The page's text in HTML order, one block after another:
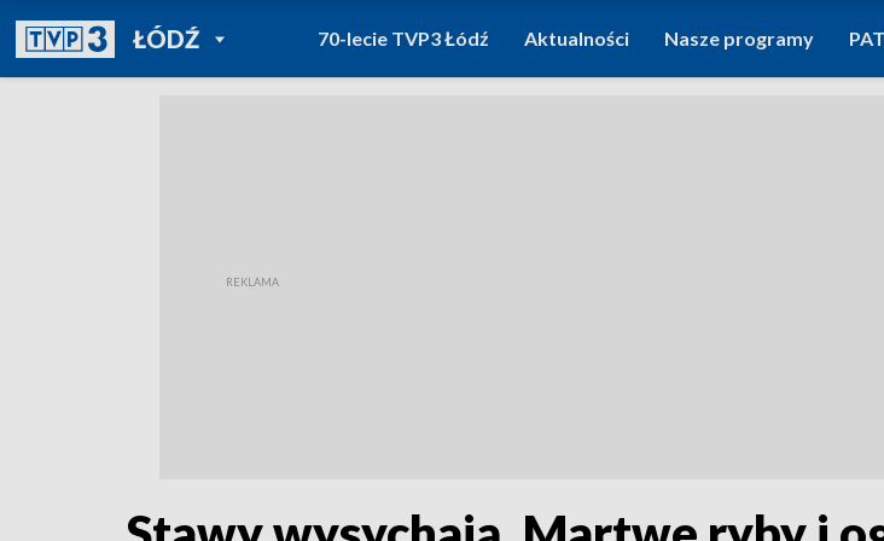
ŁÓDŹPOWRÓT DO
TVP REGIONY
70-lecie TVP3 Łódź Aktualności Nasze programy